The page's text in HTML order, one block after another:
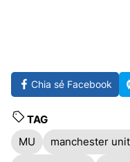
Chia sẻ Facebook
TAG
MU
manchester